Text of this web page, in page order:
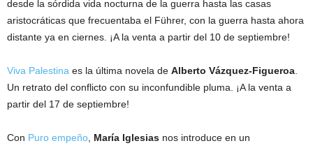
desde la sórdida vida nocturna de la guerra hasta las casas
aristocráticas que frecuentaba el Führer, con la guerra hasta ahora
distante ya en ciernes. ¡A la venta a partir del 10 de septiembre!
Viva Palestina es la última novela de Alberto Vázquez-Figueroa
Un retrato del conflicto con su inconfundible pluma. ¡A la venta a
partir del 17 de septiembre!
Con Puro empeño María Iglesias nos introduce en un